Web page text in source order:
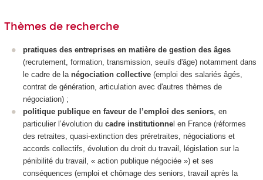
Thèmes de recherche
pratiques des entreprises en matière de gestion des âges
(recrutement, formation, transmission, seuils d'âge) notamment dans
le cadre de la négociation collective (emploi des salariés âgés,
contrat de génération, articulation avec d'autres thèmes de
négociation) ;
politique publique en faveur de l’emploi des seniors , en
particulier l’évolution du cadre institutionne l en France (réformes
des retraites, quasi-extinction des préretraites, négociations et
accords collectifs, évolution du droit du travail, législation sur la
pénibilité du travail, « action publique négociée ») et ses
conséquences (emploi et chômage des seniors, travail après la